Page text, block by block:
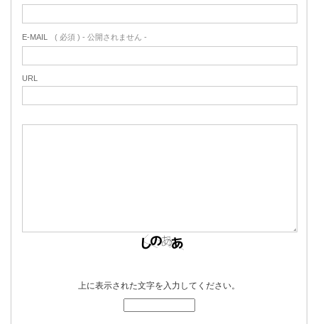
E-MAIL ( 必須 ) - 公開されません -
URL
上に表示された文字を入力してください。